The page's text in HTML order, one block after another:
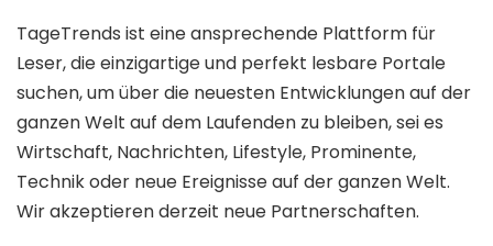
TageTrends ist eine ansprechende Plattform für
Leser, die einzigartige und perfekt lesbare Portale
suchen, um über die neuesten Entwicklungen auf der
ganzen Welt auf dem Laufenden zu bleiben, sei es
Wirtschaft, Nachrichten, Lifestyle, Prominente,
Technik oder neue Ereignisse auf der ganzen Welt.
Wir akzeptieren derzeit neue Partnerschaften.